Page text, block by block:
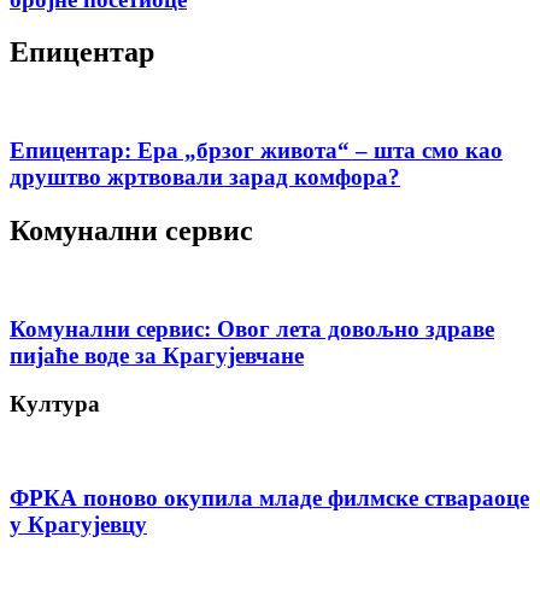
Епицентар
Епицентар: Ера „брзог живота“ – шта смо као
друштво жртвовали зарад комфора?
Комунални сервис
Комунални сервис: Овог лета довољно здраве
пијаће воде за Крагујевчане
Култура
ФРКА поново окупила младе филмске ствараоце
у Крагујевцу